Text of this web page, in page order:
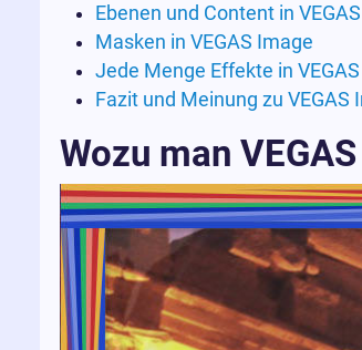
Ebenen und Content in
Masken in VEGAS Image
Jede Menge Effekte in
Fazit und Meinung zu VEGAS
Wozu man